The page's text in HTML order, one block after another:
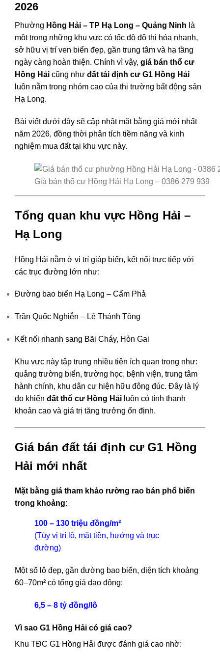
mới
lượng
2026
Phường Hồng Hải – TP Hạ Long – Quảng Ninh là
một trong những khu vực có tốc độ đô thị hóa nhanh,
sở hữu vị trí ven biển đẹp, gần trung tâm và hạ tầng
ngày càng hoàn thiện. Chính vì vậy, giá bán thổ cư
Hồng Hải cũng như đất tái định cư G1 Hồng Hải
luôn nằm trong nhóm cao của thị trường bất động sản
Hạ Long.
Bài viết dưới đây sẽ cập nhật mặt bằng giá mới nhất
năm 2026, đồng thời phân tích tiềm năng và kinh
nghiệm mua đất tại khu vực này.
Giá bán thổ cư Hồng Hải Hạ Long – 0386 279 939
Tổng quan khu vực Hồng Hải –
Hạ Long
Hồng Hải nằm ở vị trí giáp biển, kết nối trực tiếp với
các trục đường lớn như:
Đường bao biển Hạ Long – Cẩm Phả
Trần Quốc Nghiễn – Lê Thánh Tông
Kết nối nhanh sang Bãi Cháy, Hòn Gai
Khu vực này tập trung nhiều tiện ích quan trọng như:
quảng trường biển, trường học, bệnh viện, trung tâm
hành chính, khu dân cư hiện hữu đông đúc. Đây là lý
do khiến đất thổ cư Hồng Hải luôn có tính thanh
khoản cao và giá trị tăng trưởng ổn định.
Giá bán đất tái định cư G1 Hồng
Hải mới nhất
Mặt bằng giá tham khảo rường rao bán phổ biến
trong khoảng:
100 – 130 triệu đồng/m²
(Tùy vị trí lô, mặt tiền, hướng và trục
đường)
Một số lô đẹp, gần đường bao biển, diện tích khoảng
60–70m² có tổng giá dao động:
6,5 – 8 tỷ đồng/lô
Vì sao G1 Hồng Hải có giá cao?
Khu TĐC G1 Hồng Hải được đánh giá cao nhờ: